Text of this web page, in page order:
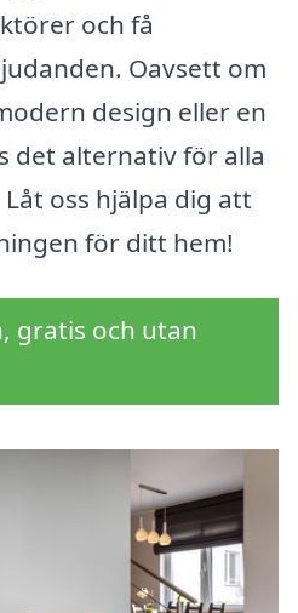
och få
Oavsett om
design eller en
det alternativ för alla
oss hjälpa dig att
för ditt hem!
gratis och utan